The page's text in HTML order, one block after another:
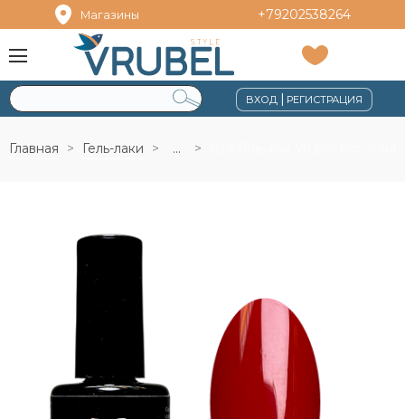
Магазины +79202538264
ВХОД |РЕГИСТРАЦИЯ
Главная Гель-лаки ...